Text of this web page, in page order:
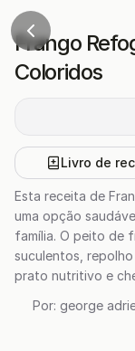
Frango
Coloridos
Livro de
Esta receita de
uma opção
família. O peito de
suculentos,
prato nutritivo e
Por: george